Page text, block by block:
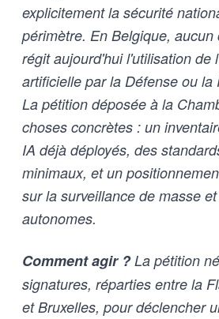
explicitement la sécurité
périmètre. En Belgique,
régit aujourd'hui l'utilisation de
artificielle par la Défense ou la
La pétition déposée à la
choses concrètes : un
IA déjà déployés, des
minimaux, et un
sur la surveillance de masse
autonomes.
Comment agir ?La pétition
signatures, réparties entre la
et Bruxelles, pour déclencher